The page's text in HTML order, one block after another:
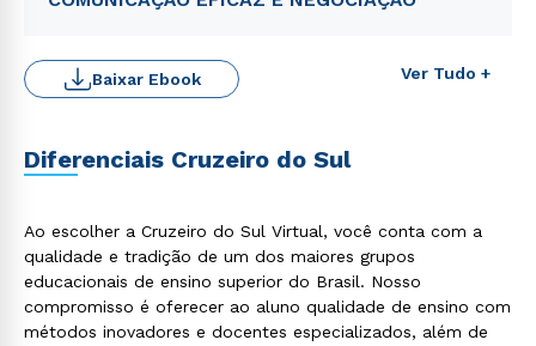
Ver Tudo +
Baixar Ebook
Diferenciais Cruzeiro do Sul
Ao escolher a Cruzeiro do Sul Virtual, você conta com a
qualidade e tradição de um dos maiores grupos
educacionais de ensino superior do Brasil. Nosso
compromisso é oferecer ao aluno qualidade de ensino com
métodos inovadores e docentes especializados, além de
Rápido e fácil
WhatsApp